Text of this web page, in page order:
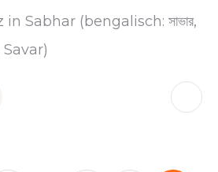
Sabhar (bengalisch: সাভার,